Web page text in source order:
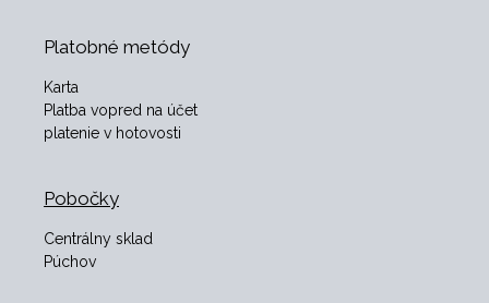
Platobné metódy
Karta
Platba vopred na účet
platenie v hotovosti
Pobočky
Centrálny sklad
Púchov